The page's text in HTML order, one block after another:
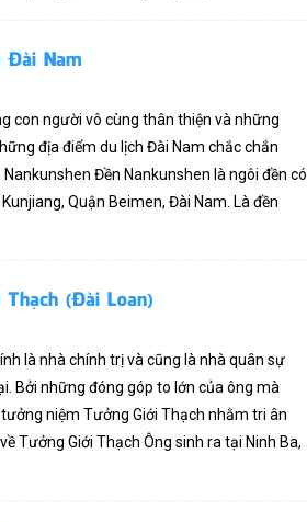
Đài Nam
con người vô cùng thân thiện và những
địa điểm du lịch Đài Nam chắc chắn
Đền Nankunshen là ngôi đền có
Quận Beimen, Đài Nam. Là đền
(Đài Loan)
là nhà chính trị và cũng là nhà quân sự
Bởi những đóng góp to lớn của ông mà
niệm Tưởng Giới Thạch nhằm tri ân
Tưởng Giới Thạch Ông sinh ra tại Ninh Ba,